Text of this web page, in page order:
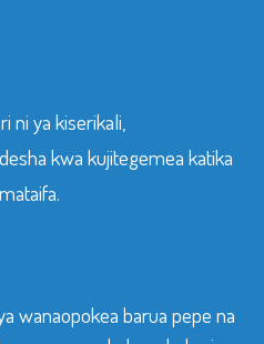
ni ya kiserikali,
kwa kujitegemea katika
wanaopokea barua pepe na